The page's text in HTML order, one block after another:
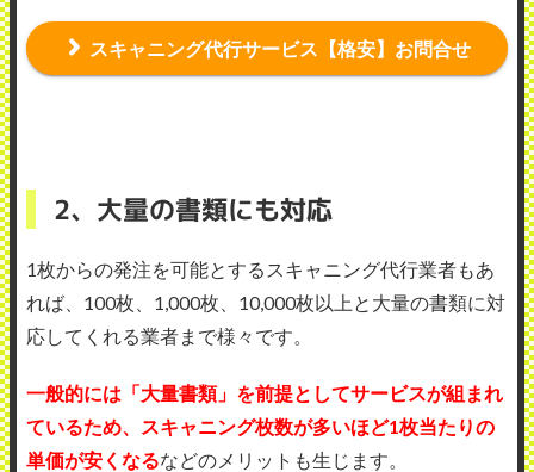
スキャニング代行サービス【格安】お問合せ
2、大量の書類にも対応
1枚からの発注を可能とするスキャニング代行業者もあ
れば、100枚、1,000枚、10,000枚以上と大量の書類に対
応してくれる業者まで様々です。
一般的には「大量書類」を前提としてサービスが組まれ
ているため、スキャニング枚数が多いほど1枚当たりの
単価が安くなるなどのメリットも生じます。